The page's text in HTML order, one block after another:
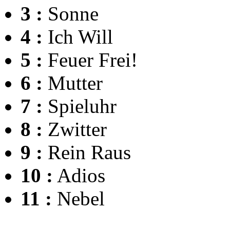
3 : Sonne
4 : Ich Will
5 : Feuer Frei!
6 : Mutter
7 : Spieluhr
8 : Zwitter
9 : Rein Raus
10 : Adios
11 : Nebel